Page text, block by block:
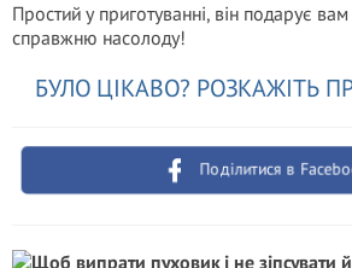
Простий у приготуванні, він подарує
справжню насолоду!
БУЛО ЦІКАВО? РОЗКАЖІТЬ
Поділитися в